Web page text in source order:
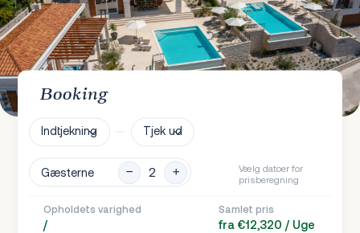
Booking
Indtjekning Tjek ud
Gæsterne
Vælg datoer for
prisberegning
Opholdets varighed
/
Samlet pris
fra €12,320 / Uge